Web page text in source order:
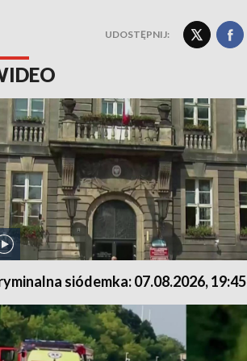
UDOSTĘPNIJ:
siódemka: 07.08.2026, 19:45